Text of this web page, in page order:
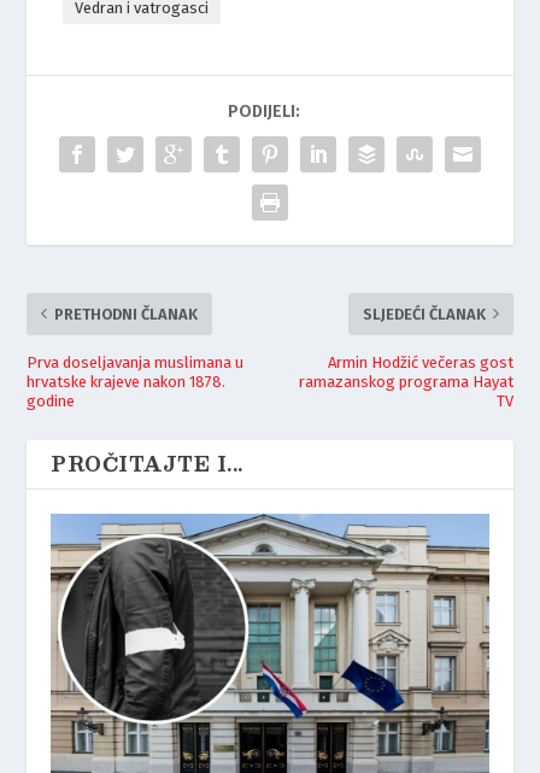
Vedran i vatrogasci
PODIJELI:
PRETHODNI ČLANAK
Prva doseljavanja muslimana u
hrvatske krajeve nakon 1878.
godine
SLJEDEĆI ČLANAK
Armin Hodžić večeras gost
ramazanskog programa Hayat
TV
PROČITAJTE I...